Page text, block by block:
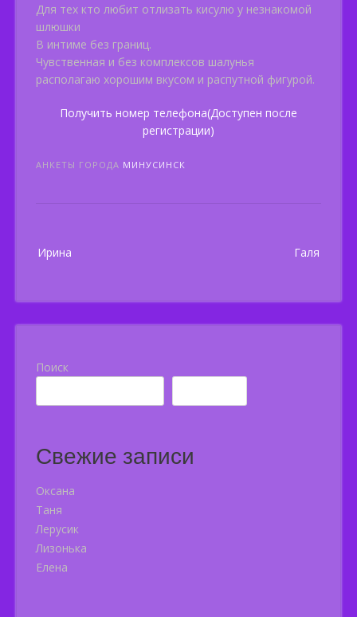
Для тех кто любит отлизать кисулю у незнакомой
шлюшки
В интиме без границ.
Чувственная и без комплексов шалунья
располагаю хорошим вкусом и распутной фигурой.
Получить номер телефона(Доступен после
регистрации)
АНКЕТЫ ГОРОДА МИНУСИНСК
navigation
Ирина Галя
Поиск
Свежие записи
Оксана
Таня
Лерусик
Лизонька
Елена